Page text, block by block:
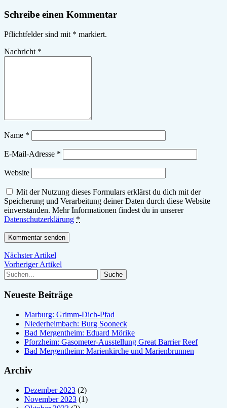
Schreibe einen Kommentar
Pflichtfelder sind mit * markiert.
Nachricht *
Name *
E-Mail-Adresse *
Website
Mit der Nutzung dieses Formulars erklärst du dich mit der
Speicherung und Verarbeitung deiner Daten durch diese Website
einverstanden. Mehr Informationen findest du in unserer
Datenschutzerklärung *
Nächster Artikel
Vorheriger Artikel
Neueste Beiträge
Marburg: Grimm-Dich-Pfad
Niederheimbach: Burg Sooneck
Bad Mergentheim: Eduard Mörike
Pforzheim: Gasometer-Ausstellung Great Barrier Reef
Bad Mergentheim: Marienkirche und Marienbrunnen
Archiv
Dezember 2023 (2)
November 2023 (1)